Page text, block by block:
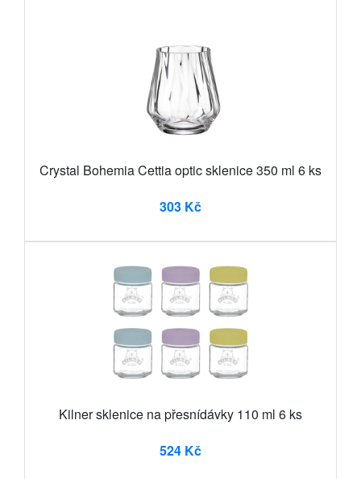
Crystal Bohemia Cettia optic sklenice 350 ml 6 ks
303 Kč
Kilner sklenice na přesnídávky 110 ml 6 ks
524 Kč